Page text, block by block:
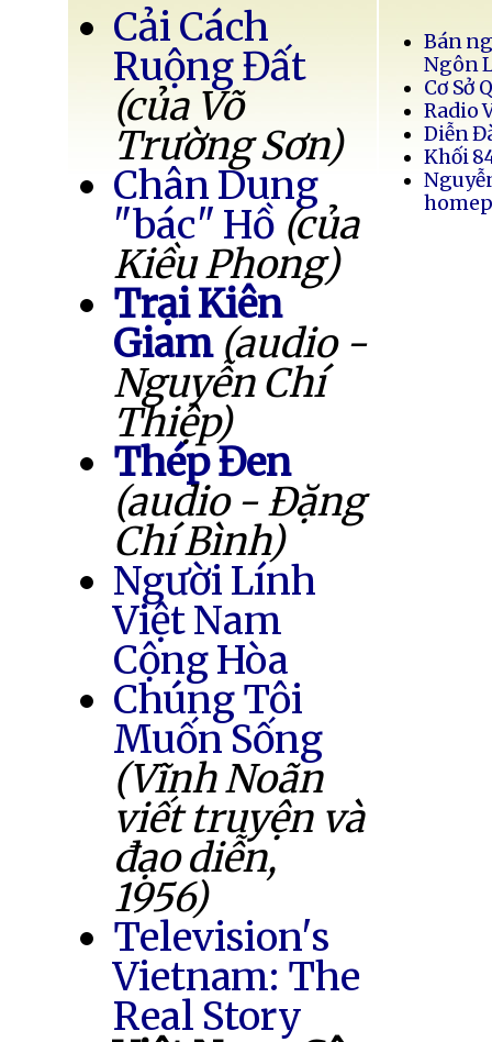
Cải Cách
Ruộng Đất
(của Võ
Trường Sơn)
Chân Dung
"bác" Hồ (của
Kiều Phong)
Trại Kiên
Giam (audio -
Nguyễn Chí
Thiệp)
Thép Đen
(audio - Đặng
Chí Bình)
Người Lính
Việt Nam
Cộng Hòa
Chúng Tôi
Muốn Sống
(Vĩnh Noãn
viết truyện và
đạo diễn,
1956)
Television's
Vietnam: The
Real Story
Bán
Ngôn
Cơ Sở
Radio
Diễn
Khối